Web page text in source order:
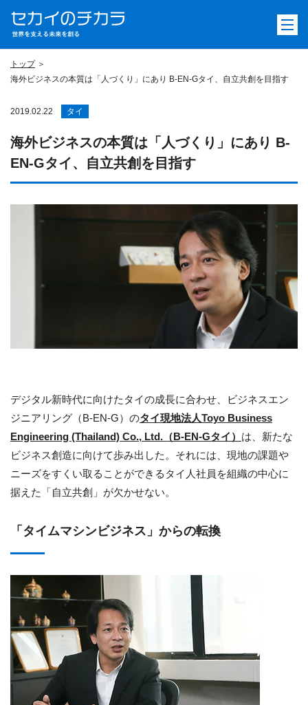
トップ
海外ビジネスの本質は「人づくり」にあり B-EN-Gタイ、自立共創を目指す
2019.02.22 タイ
海外ビジネスの本質は「人づくり」にあり B-
EN-Gタイ、自立共創を目指す
デジタル新時代に向けたタイの成長に合わせ、ビジネスエン
ジニアリング（B-EN-G）のタイ現地法人Toyo Business
Engineering (Thailand) Co., Ltd.（B-EN-Gタイ） は、新たな
ビジネス創造に向けて歩み出した。それには、現地の課題や
ニーズをすくい取ることができるタイ人社員を組織の中心に
据えた「自立共創」が欠かせない。
「タイムマシンビジネス」からの転換